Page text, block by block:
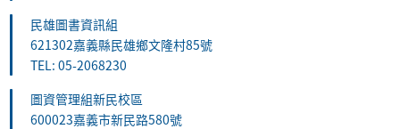
民雄圖書資訊組
621302嘉義縣民雄鄉文隆村85號
TEL: 05-2068230
圖資管理組新民校區
600023嘉義市新民路580號